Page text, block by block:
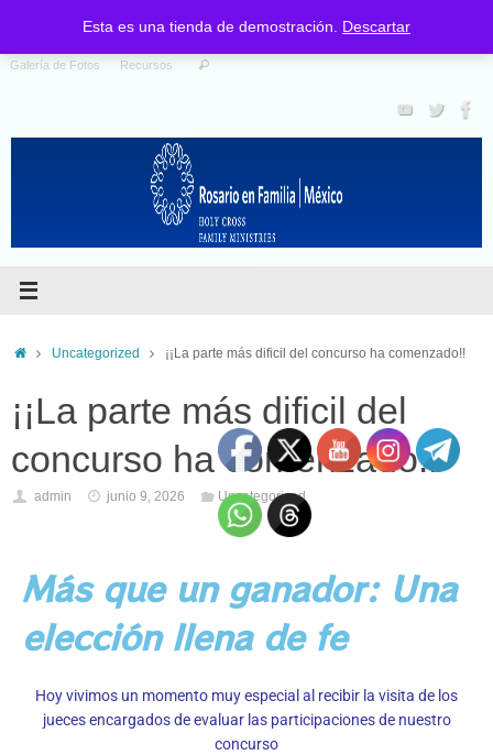
Esta es una tienda de demostración. Descartar
Santo Rosario Programas Catalogo de Materiales
Galería de Fotos Recursos
Uncategorized ¡¡La parte más dificil del concurso ha comenzado!!
¡¡La parte más dificil del
concurso ha comenzado!!
admin junio 9, 2026 Uncategorized
Más que un ganador: Una
elección llena de fe
Hoy vivimos un momento muy especial al recibir la visita de los
jueces encargados de evaluar las participaciones de nuestro
concurso